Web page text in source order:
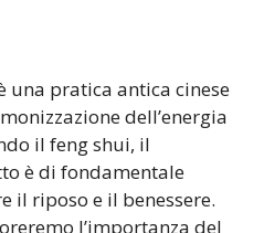
una pratica antica cinese
dell’energia
il feng shui, il
è di fondamentale
il riposo e il benessere.
l’importanza del